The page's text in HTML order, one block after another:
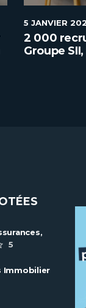
5 JANVIER
2 000
Groupe
RH
5
Immobilier
de 8